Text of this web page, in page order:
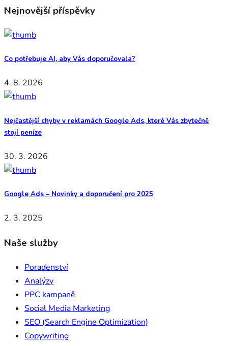
Nejnovější příspěvky
Co potřebuje AI, aby Vás doporučovala?
4. 8. 2026
Nejčastější chyby v reklamách Google Ads, které Vás zbytečně
stojí peníze
30. 3. 2026
Google Ads – Novinky a doporučení pro 2025
2. 3. 2025
Naše služby
Poradenství
Analýzy
PPC kampaně
Social Media Marketing
SEO (Search Engine Optimization)
Copywriting